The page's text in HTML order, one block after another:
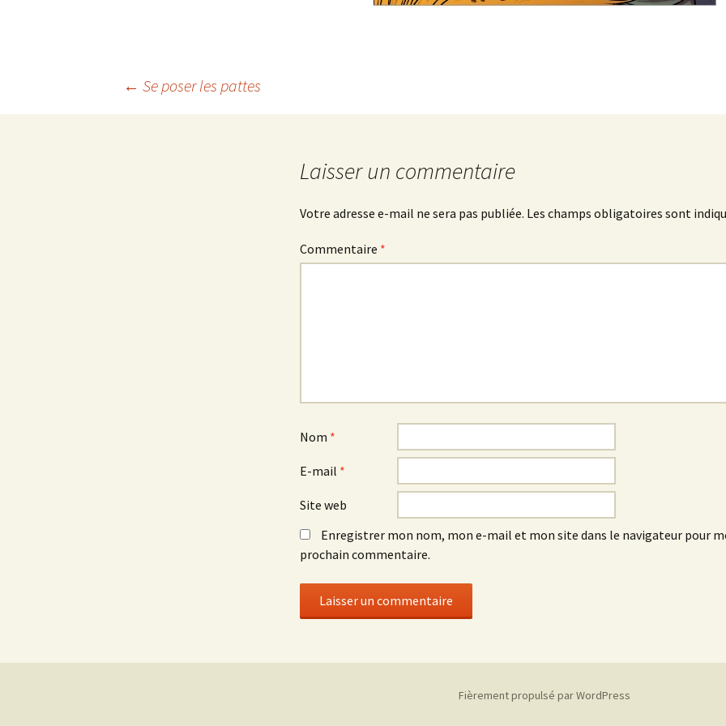
Navigation
← Se poser les pattes
Laisser un commentaire
Votre adresse e-mail ne sera pas publiée. Les champs obligatoires sont
Commentaire *
Nom *
E-mail *
Site web
Enregistrer mon nom, mon e-mail et mon site dans le navigateur pour
prochain commentaire.
Fièrement propulsé par WordPress